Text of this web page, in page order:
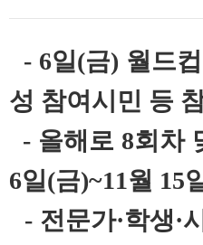
- 6일(금) 월드
성 참여시민 등
- 올해로 8회차
6일(금)~11월 15
- 전문가·학생·